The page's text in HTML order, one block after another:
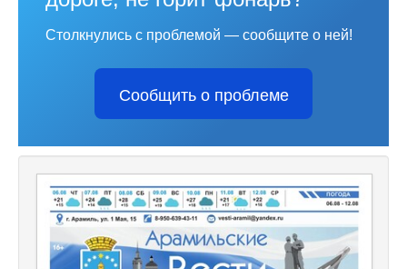
Столкнулись с проблемой — сообщите о ней!
Сообщить о проблеме